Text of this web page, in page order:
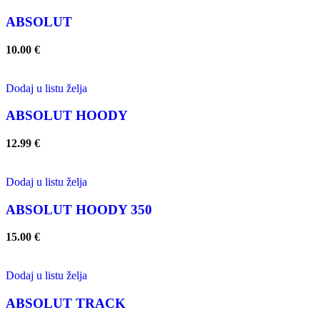
ABSOLUT
10.00 €
Dodaj u listu želja
ABSOLUT HOODY
12.99 €
Dodaj u listu želja
ABSOLUT HOODY 350
15.00 €
Dodaj u listu želja
ABSOLUT TRACK